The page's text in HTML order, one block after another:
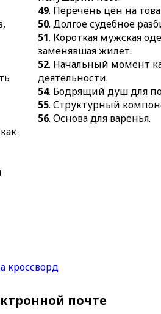
нейрона.
56.Основа
49. Перечень цен на
50. Долгое судебное
51. Короткая мужская
заменявшая жилет.
52. Начальный момент
деятельности.
54. Бодрящий душ для
55. Структурный
56. Основа для варенья.
кроссворд
почте